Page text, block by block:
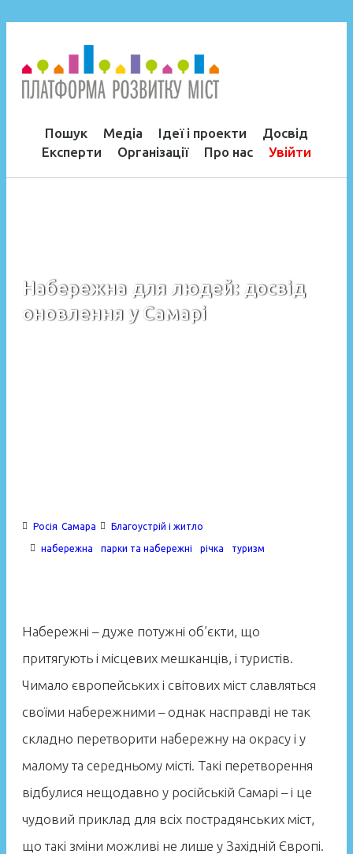
Пошук Медіа Ідеї і проекти
Досвід
Експерти
Організації Про нас Увійти
Набережна для людей: досвід
оновлення у Самарі
Росія Самара Благоустрій і житло
набережна парки та набережні річка туризм
Набережні – дуже потужні об’єкти, що
притягують і місцевих мешканців, і туристів.
Чимало європейських і світових міст славляться
своїми набережними – однак насправді не так
складно перетворити набережну на окрасу і у
малому та середньому місті. Такі перетворення
відбулися нещодавно у російській Самарі – і це
чудовий приклад для всіх пострадянських міст,
що такі зміни можливі не лише у Західній Європі.